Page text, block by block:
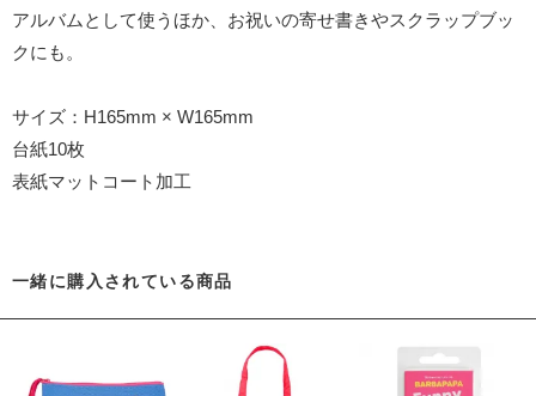
アルバムとして使うほか、お祝いの寄せ書きやスクラップブッ
クにも。
サイズ：H165mm × W165mm
台紙10枚
表紙マットコート加工
一緒に購入されている商品